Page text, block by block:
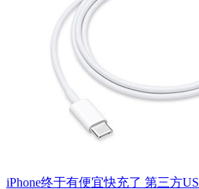
iPhone终于有便宜快充了 第三方